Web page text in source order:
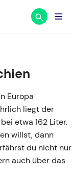
Europa
liegt der
etwa 162 Liter.
willst, dann
du nicht nur
auch über das